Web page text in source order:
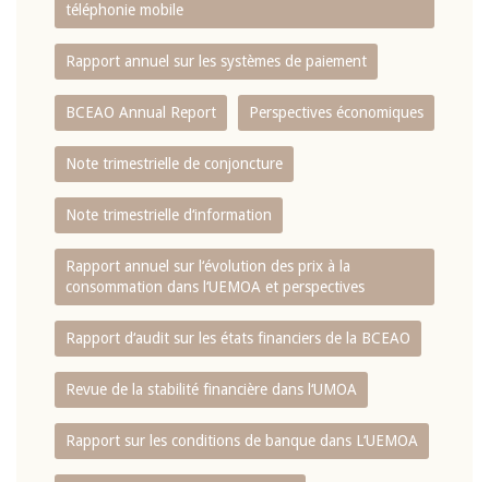
téléphonie mobile
Rapport annuel sur les systèmes de paiement
BCEAO Annual Report Perspectives économiques
Note trimestrielle de conjoncture
Note trimestrielle d‘information
Rapport annuel sur l‘évolution des prix à la
consommation dans l‘UEMOA et perspectives
Rapport d‘audit sur les états financiers de la BCEAO
Revue de la stabilité financière dans l‘UMOA
Rapport sur les conditions de banque dans L‘UEMOA